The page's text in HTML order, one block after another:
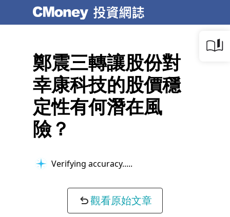
鄭震三轉讓股份對
幸康科技的股價穩
定性有何潛在風
險？
Verifying accuracy...
觀看原始文章